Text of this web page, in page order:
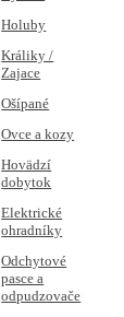
Holuby
Králiky /
Zajace
Ošípané
Ovce a kozy
Hovädzí
dobytok
Elektrické
ohradníky
Odchytové
pasce a
odpudzovače